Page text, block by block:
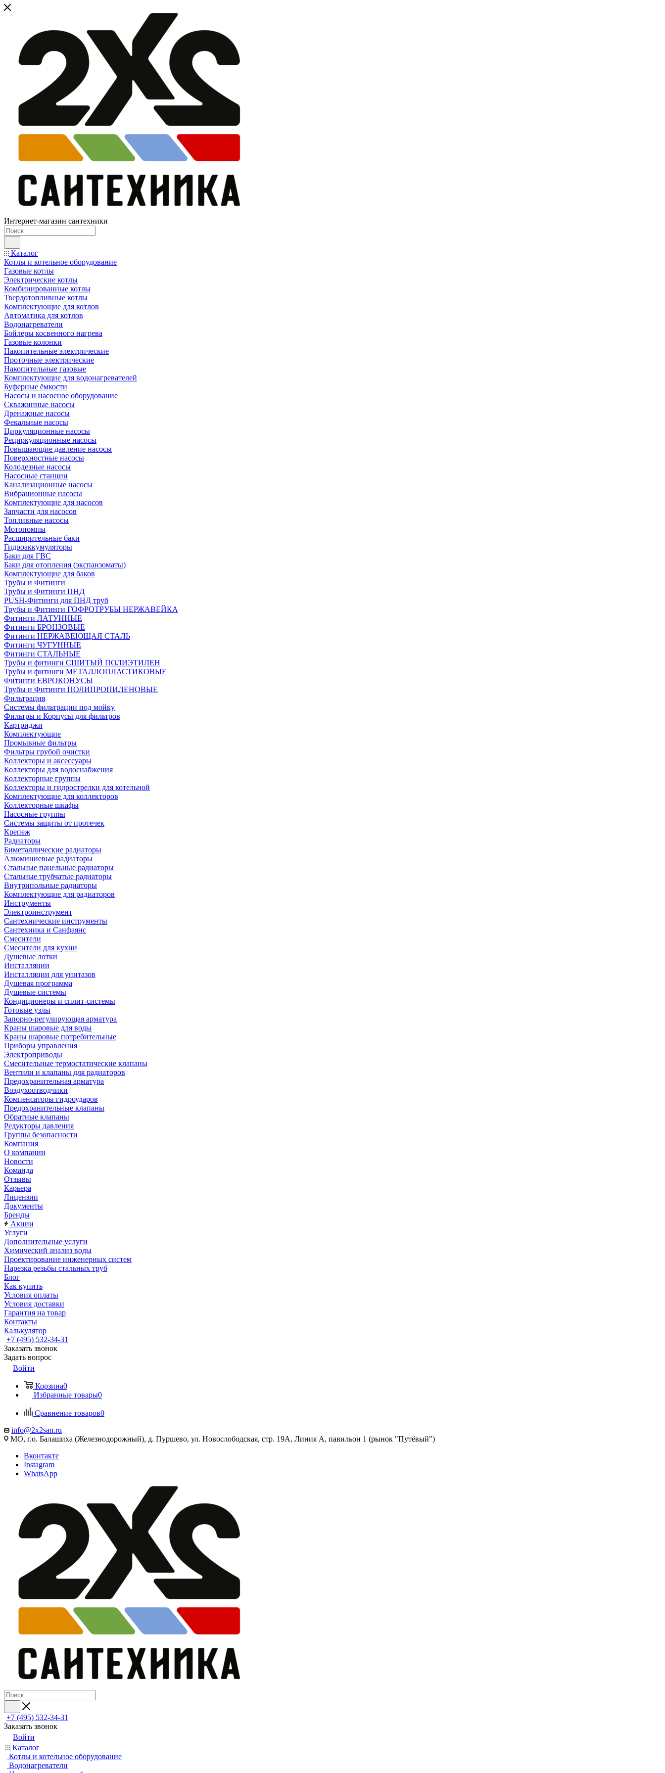
Интернет-магазин сантехники
Каталог
Котлы и котельное оборудование
Газовые котлы
Электрические котлы
Комбинированные котлы
Твердотопливные котлы
Комплектующие для котлов
Автоматика для котлов
Водонагреватели
Бойлеры косвенного нагрева
Газовые колонки
Накопительные электрические
Проточные электрические
Накопительные газовые
Комплектующие для водонагревателей
Буферные ёмкости
Насосы и насосное оборудование
Скважинные насосы
Дренажные насосы
Фекальные насосы
Циркуляционные насосы
Рециркуляционные насосы
Повышающие давление насосы
Поверхностные насосы
Колодезные насосы
Насосные станции
Канализационные насосы
Вибрационные насосы
Комплектующие для насосов
Запчасти для насосов
Топливные насосы
Мотопомпы
Расширительные баки
Гидроаккумуляторы
Баки для ГВС
Баки для отопления (экспанзоматы)
Комплектующие для баков
Трубы и Фитинги
Трубы и Фитинги ПНД
PUSH-Фитинги для ПНД труб
Трубы и Фитинги ГОФРОТРУБЫ НЕРЖАВЕЙКА
Фитинги ЛАТУННЫЕ
Фитинги БРОНЗОВЫЕ
Фитинги НЕРЖАВЕЮЩАЯ СТАЛЬ
Фитинги ЧУГУННЫЕ
Фитинги СТАЛЬНЫЕ
Трубы и фитинги СШИТЫЙ ПОЛИЭТИЛЕН
Трубы и фитинги МЕТАЛЛОПЛАСТИКОВЫЕ
Фитинги ЕВРОКОНУСЫ
Трубы и Фитинги ПОЛИПРОПИЛЕНОВЫЕ
Фильтрация
Системы фильтрации под мойку
Фильтры и Корпусы для фильтров
Картриджи
Комплектующие
Промывные фильтры
Фильтры грубой очистки
Коллекторы и аксессуары
Коллекторы для водоснабжения
Коллекторные группы
Коллекторы и гидрострелки для котельной
Комплектующие для коллекторов
Коллекторные шкафы
Насосные группы
Системы защиты от протечек
Крепеж
Радиаторы
Биметаллические радиаторы
Алюминиевые радиаторы
Стальные панельные радиаторы
Стальные трубчатые радиаторы
Внутрипольные радиаторы
Комплектующие для радиаторов
Инструменты
Электроинструмент
Сантехнические инструменты
Сантехника и Санфаянс
Смесители
Смесители для кухни
Душевые лотки
Инсталляции
Инсталляции для унитазов
Душевая программа
Душевые системы
Кондиционеры и сплит-системы
Готовые узлы
Запорно-регулирующая арматура
Краны шаровые для воды
Краны шаровые потребительные
Приборы управления
Электроприводы
Смесительные термостатические клапаны
Вентили и клапаны для радиаторов
Предохранительная арматура
Воздухоотводчики
Компенсаторы гидроударов
Предохранительные клапаны
Обратные клапаны
Редукторы давления
Группы безопасности
Компания
О компании
Новости
Команда
Отзывы
Карьера
Лицензии
Документы
Бренды
Акции
Услуги
Дополнительные услуги
Химический анализ воды
Проектирование инженерных систем
Нарезка резьбы стальных труб
Блог
Как купить
Условия оплаты
Условия доставки
Гарантия на товар
Контакты
Калькулятор
+7 (495) 532‑34‑31
Заказать звонок
Задать вопрос
Войти
Корзина0
Избранные товары0
Сравнение товаров0
info@2x2san.ru
МО, г.о. Балашиха (Железнодорожный), д. Пуршево, ул. Новослободская, стр. 19А, Линия А, павильон 1 (рынок "Путёвый")
Вконтакте
Instagram
WhatsApp
+7 (495) 532‑34‑31
Заказать звонок
Войти
Каталог
Котлы и котельное оборудование
Водонагреватели